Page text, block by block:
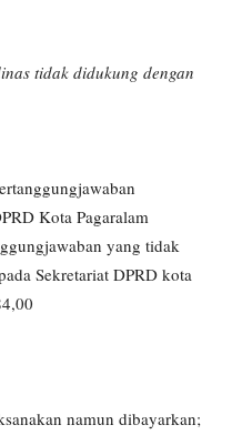
tidak didukung dengan
Kota Pagaralam
yang tidak
Sekretariat DPRD kota
namun dibayarkan;